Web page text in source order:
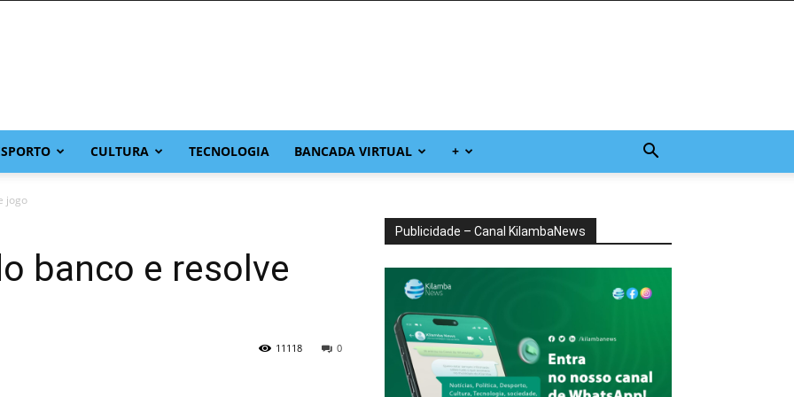
CULTURA TECNOLOGIA BANCADA VIRTUAL +
jogo
banco e resolve
0
11118
Publicidade – Canal KilambaNews